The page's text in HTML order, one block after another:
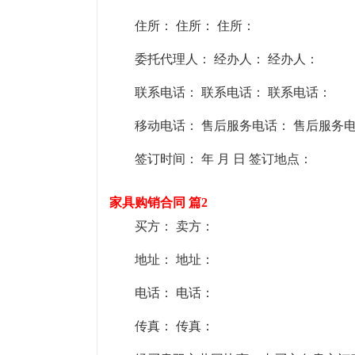
住所： 住所： 住所：
委托代理人： 经办人： 经办人：
联系电话： 联系电话： 联系电话：
移动电话： 售后服务电话： 售后服务
签订时间： 年 月 日 签订地点：
家具购销合同 篇2
买方： 卖方：
地址： 地址：
电话： 电话：
传真： 传真：